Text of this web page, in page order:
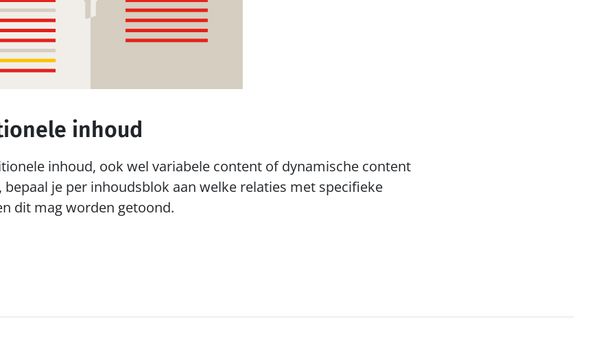
inhoud
inhoud, ook wel variabele content of dynamische content
bepaal je per inhoudsblok aan welke relaties met specifieke
dit mag worden getoond.